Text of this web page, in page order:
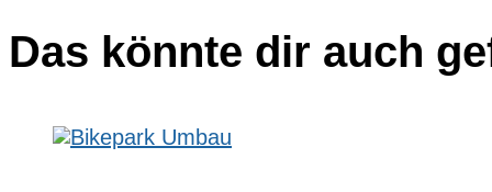
Das könnte dir auch